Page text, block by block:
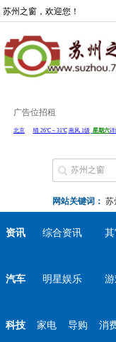
苏州之窗，欢迎您！
广告位招租
网站关键词： 苏
资讯 综合资讯
汽车 明星娱乐
科技 家电 导购 消